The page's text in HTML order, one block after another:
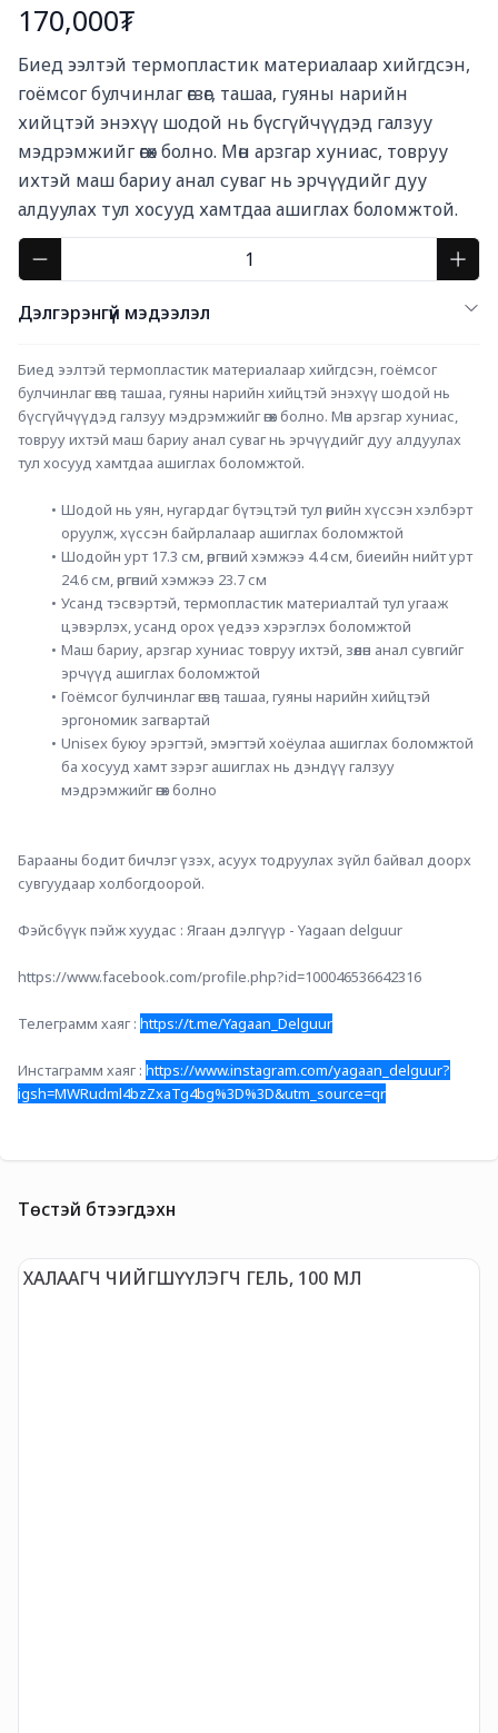
170,000₮
Биед ээлтэй термопластик материалаар хийгдсэн,
гоёмсог булчинлаг өгзөг, ташаа, гуяны нарийн
хийцтэй энэхүү шодой нь бүсгүйчүүдэд галзуу
мэдрэмжийг өгөх болно. Мөн арзгар хуниас, товруу
ихтэй маш бариу анал суваг нь эрчүүдийг дуу
алдуулах тул хосууд хамтдаа ашиглах боломжтой.
Дэлгэрэнгүй мэдээлэл
Биед ээлтэй термопластик материалаар хийгдсэн, гоёмсог
булчинлаг өгзөг, ташаа, гуяны нарийн хийцтэй энэхүү шодой нь
бүсгүйчүүдэд галзуу мэдрэмжийг өгөх болно. Мөн арзгар хуниас,
товруу ихтэй маш бариу анал суваг нь эрчүүдийг дуу алдуулах
тул хосууд хамтдаа ашиглах боломжтой.
Шодой нь уян, нугардаг бүтэцтэй тул өөрийн хүссэн хэлбэрт
оруулж, хүссэн байрлалаар ашиглах боломжтой
Шодойн урт 17.3 см, өргөний хэмжээ 4.4 см, биеийн нийт урт
24.6 см, өргөний хэмжээ 23.7 см
Усанд тэсвэртэй, термопластик материалтай тул угааж
цэвэрлэх, усанд орох үедээ хэрэглэх боломжтой
Маш бариу, арзгар хуниас товруу ихтэй, зөөлөн анал сувгийг
эрчүүд ашиглах боломжтой
Гоёмсог булчинлаг өгзөг, ташаа, гуяны нарийн хийцтэй
эргономик загвартай
Unisex буюу эрэгтэй, эмэгтэй хоёулаа ашиглах боломжтой
ба хосууд хамт зэрэг ашиглах нь дэндүү галзуу
мэдрэмжийг өгөх болно
Барааны бодит бичлэг үзэх, асуух тодруулах зүйл байвал доорх
сувгуудаар холбогдоорой.
Фэйсбүүк пэйж хуудас : Ягаан дэлгүүр - Yagaan delguur
https://www.facebook.com/profile.php?id=100046536642316
Телеграмм хаяг : https://t.me/Yagaan_Delguur
Инстаграмм хаяг : https://www.instagram.com/yagaan_delguur?
igsh=MWRudml4bzZxaTg4bg%3D%3D&utm_source=qr
Төстэй бүтээгдэхүүн
ХАЛААГЧ ЧИЙГШҮҮЛЭГЧ ГЕЛЬ, 100 МЛ